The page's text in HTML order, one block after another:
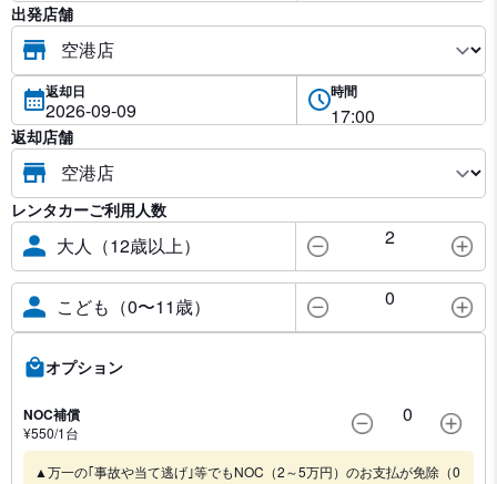
出発店舗
返却日 時間
返却店舗
レンタカーご利用人数
大人（12歳以上） 2
こども（0〜11歳） 0
オプション
NOC補償
¥550/1台
0
▲万一の｢事故や当て逃げ｣等でもNOC（2～5万円）のお支払が免除（0